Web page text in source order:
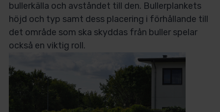
bullerkälla och avståndet till den. Bullerplankets
höjd och typ samt dess placering i förhållande till
det område som ska skyddas från buller spelar
också en viktig roll.